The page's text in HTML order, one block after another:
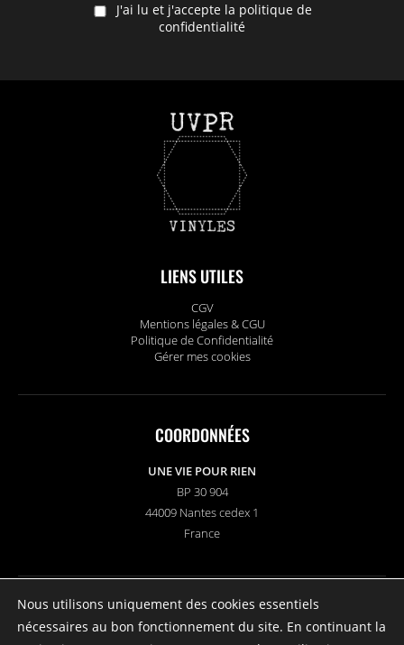
J'ai lu et j'accepte la politique de
confidentialité
LIENS UTILES
CGV
Mentions légales & CGU
Politique de Confidentialité
Gérer mes cookies
COORDONNÉES
UNE VIE POUR RIEN
BP 30 904
44009 Nantes cedex 1
France
SUIVEZ-NOUS
Nous utilisons uniquement des cookies essentiels
nécessaires au bon fonctionnement du site. En continuant la